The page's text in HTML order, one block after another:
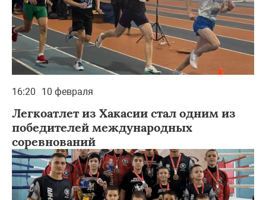
16:20 10 февраля
Легкоатлет из Хакасии стал одним из
победителей международных
соревнований